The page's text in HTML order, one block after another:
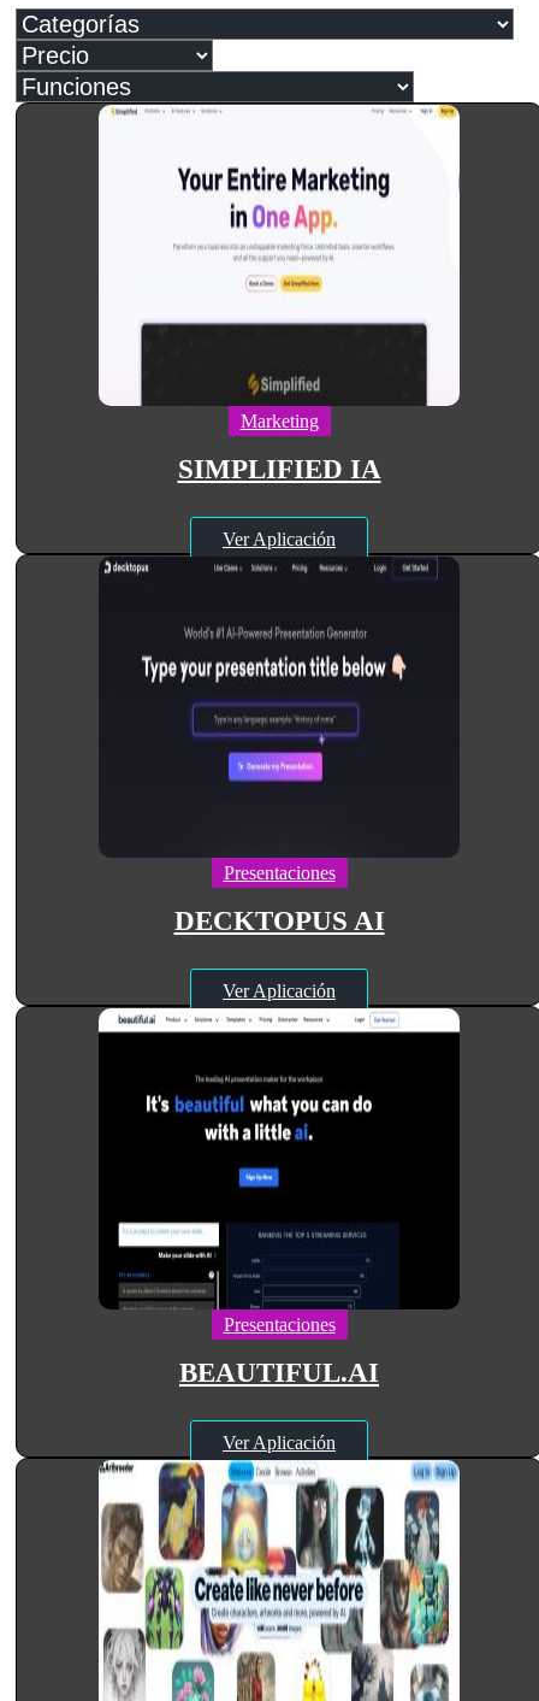
Marketing
SIMPLIFIED IA
Ver Aplicación
Presentaciones
DECKTOPUS AI
Ver Aplicación
Presentaciones
BEAUTIFUL.AI
Ver Aplicación